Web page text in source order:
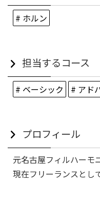
# ホルン
担当するコース
# ベーシック # アド
プロフィール
元名古屋フィルハー
現在フリーランスとし